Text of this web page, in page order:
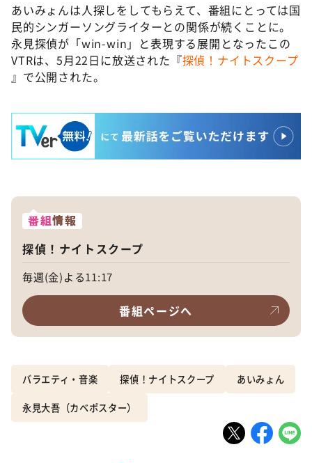
あいみょんは人探しをしてもらえて、番組にとっては国
民的シンガーソングライターとの関係が続くことに。
永見探偵が「win-win」と表現する展開となったこの
VTRは、5月22日に放送された『探偵！ナイトスクープ
』で公開された。
番組情報
探偵！ナイトスクープ
毎週(金)よる11:17
番組ページへ
バラエティ・音楽 探偵！ナイトスクープ あいみょん
永見大吾（カベポスター）